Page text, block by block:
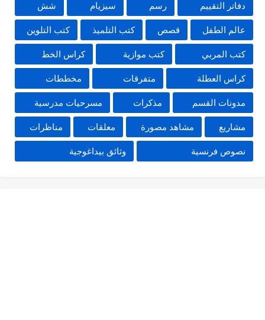
دفاتر التقييم رسم سيزيام شش
عالم الطفل قصص كتب التلميذ كتب التلوين
كتب المربي كتب موازية كراس الخط
كراس العطلة متفرقات مخططات
مدونات القسم مذكرات مسرحيات مدرسية
مشاريع مشاهد مصورة معلقات مناظرات
نصوص فرنسية وثائق بيداغوجية